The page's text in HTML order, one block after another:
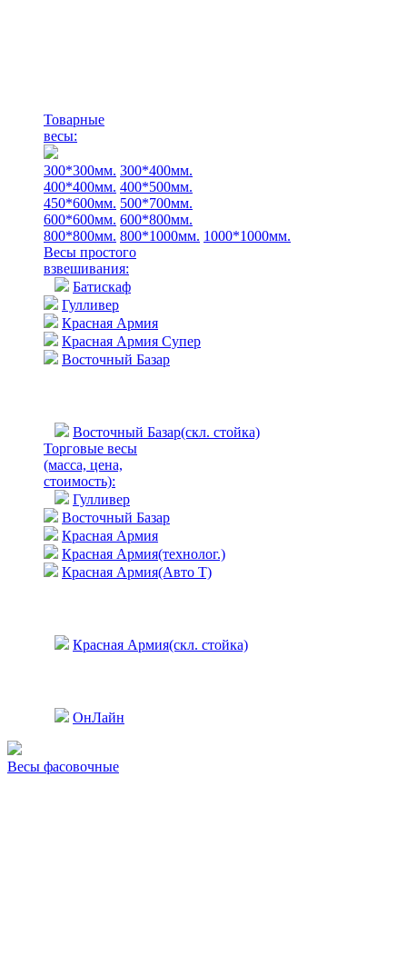
Товарные
весы:
300*300мм. 300*400мм.
400*400мм. 400*500мм.
450*600мм. 500*700мм.
600*600мм. 600*800мм.
800*800мм. 800*1000мм. 1000*1000мм.
Весы простого
взвешивания:
Батискаф
Гулливер
Красная Армия
Красная Армия Супер
Восточный Базар
Восточный Базар(скл. стойка)
Торговые весы
(масса, цена,
стоимость):
Гулливер
Восточный Базар
Красная Армия
Красная Армия(технолог.)
Красная Армия(Авто Т)
Красная Армия(скл. стойка)
ОнЛайн
Весы фасовочные